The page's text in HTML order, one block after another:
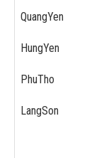
QuangYen
HungYen
PhuTho
LangSon